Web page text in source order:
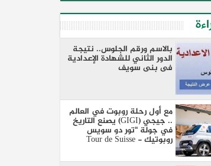
بالاسم ورقم الجلوس.. نتيجة
الدور الثاني للشهادة الإعدادية
فى بنى سويف
مع أول رحلة روبوت في العالم
.. جيجي (GIGI) يصنع التاريخ
في جولة "تور دو سويس
روبوتيك - Tour de Suisse